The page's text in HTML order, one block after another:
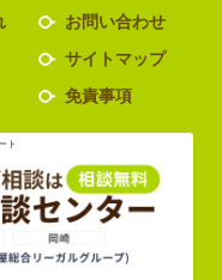
お問い合わせ
サイトマップ
免責事項
ト